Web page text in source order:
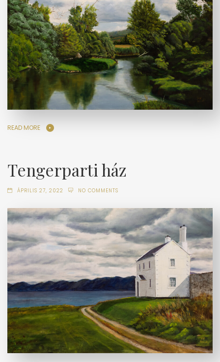
READ MORE
Tengerparti ház
ÁPRILIS 27, 2022 NO COMMENTS